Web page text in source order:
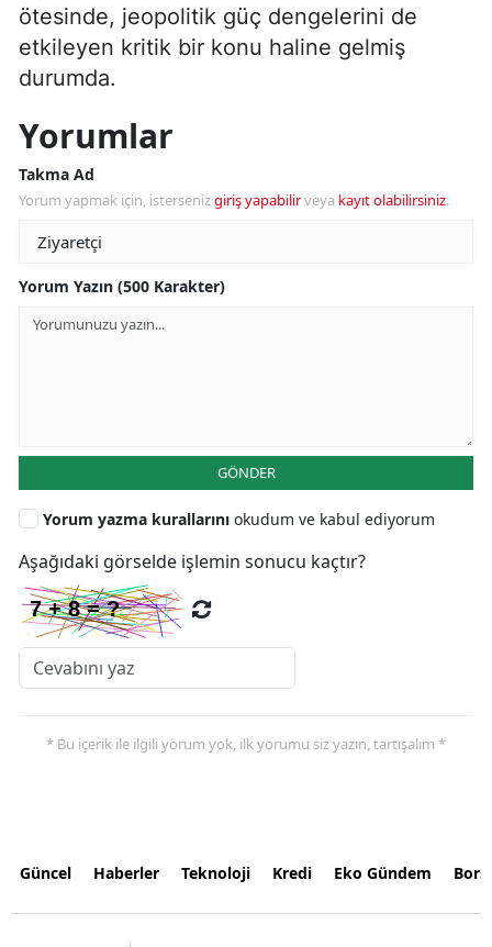
ötesinde, jeopolitik güç dengelerini de
etkileyen kritik bir konu haline gelmiş
durumda.
Yorumlar
Takma Ad
Yorum yapmak için, istersenizgiriş yapabilirveya kayıt olabilirsiniz.
Yorum Yazın (500 Karakter)
GÖNDER
Yorum yazma kurallarını okudum ve kabul ediyorum
Aşağıdaki görselde işlemin sonucu kaçtır?
* Bu içerik ile ilgili yorum yok, ilk yorumu siz yazın, tartışalım *
Güncel Haberler Teknoloji Kredi Eko Gündem